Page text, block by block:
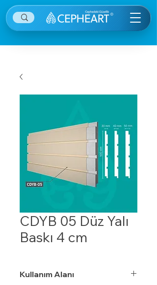
CDYB 05 Düz Yalı
Baskı 4 cm
Kullanım Alanı